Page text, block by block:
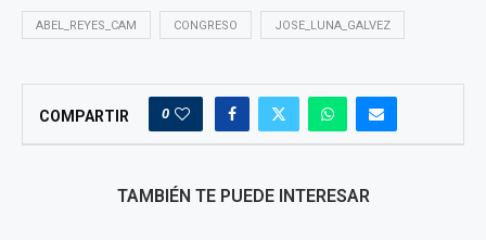
ABEL_REYES_CAM CONGRESO JOSE_LUNA_GALVEZ
COMPARTIR 0
TAMBIÉN TE PUEDE INTERESAR